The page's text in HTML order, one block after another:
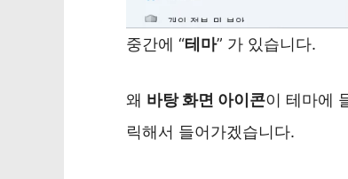
중간에 “테마” 가 있습니다.
왜 바탕 화면 아이콘이 테마에
릭해서 들어가겠습니다.